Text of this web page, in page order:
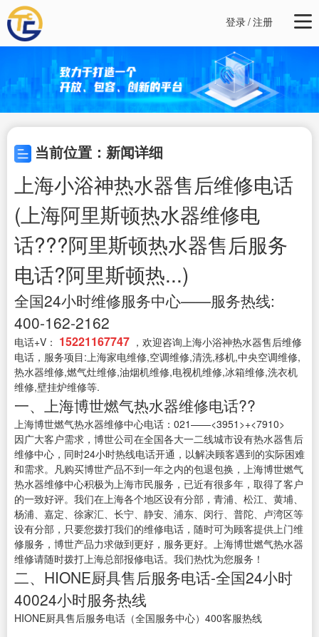
登录/注册
当前位置：新闻详细
上海小浴神热水器售后维修电话
(上海阿里斯顿热水器维修电
话???阿里斯顿热水器售后服务
电话?阿里斯顿热...)
全国24小时维修服务中心——服务热线:
400-162-2162
电话+V： 15221167747 ，欢迎咨询上海小浴神热水器售后维修
电话，服务项目:上海家电维修,空调维修,清洗,移机,中央空调维修,
热水器维修,燃气灶维修,油烟机维修,电视机维修,冰箱维修,洗衣机
维修,壁挂炉维修等.
一、上海博世燃气热水器维修电话??
上海博世燃气热水器维修中心电话：021——<3951>+<7910>
因广大客户需求，博世公司在全国各大一二线城市设有热水器售后
维修中心，同时24小时热线电话开通，以解决顾客遇到的实际困难
和需求。凡购买博世产品不到一年之内的包退包换，上海博世燃气
热水器维修中心积极为上海市民服务，已近有很多年，取得了客户
的一致好评。我们在上海各个地区设有分部，青浦、松江、黄埔、
杨浦、嘉定、徐家汇、长宁、静安、浦东、闵行、普陀、卢湾区等
设有分部，只要您拨打我们的维修电话，随时可为顾客提供上门维
修服务，博世产品力求做到更好，服务更好。上海博世燃气热水器
维修请随时拨打上海总部报修电话。我们热忱为您服务！
二、HIONE厨具售后服务电话-全国24小时
40024小时服务热线
HIONE厨具售后服务电话（全国服务中心）400客服热线